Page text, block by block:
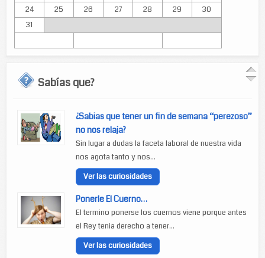
24
25 26 27 28 29
30
31
Sabías que?
¿Sabias que tener un fin de semana “perezoso”
no nos relaja?
Sin lugar a dudas la faceta laboral de nuestra vida
nos agota tanto y nos...
Ver las curiosidades
Ponerle El Cuerno…
El termino ponerse los cuernos viene porque antes
el Rey tenia derecho a tener...
Ver las curiosidades